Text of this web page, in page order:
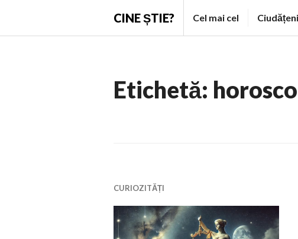
CINE ȘTIE? Cel mai cel
Etichetă:
CURIOZITĂȚI